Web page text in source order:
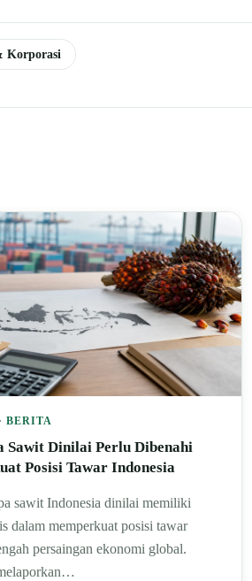
Korporasi
BERITA
Sawit Dinilai Perlu Dibenahi
Posisi Tawar Indonesia
sawit Indonesia dinilai memiliki
dalam memperkuat posisi tawar
persaingan ekonomi global.